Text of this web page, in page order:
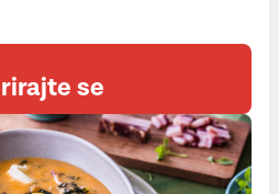
se